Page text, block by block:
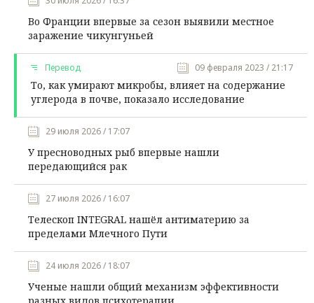
Во Франции впервые за сезон выявили местное
заражение чикунгуньей
Перевод 09 февраля 2023 / 21:17
То, как умирают микробы, влияет на содержание
углерода в почве, показало исследование
29 июля 2026 / 17:07
У пресноводных рыб впервые нашли
передающийся рак
27 июля 2026 / 16:07
Телескоп INTEGRAL нашёл антиматерию за
пределами Млечного Пути
24 июля 2026 / 18:07
Ученые нашли общий механизм эффективности